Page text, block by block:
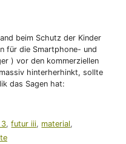
beim Schutz der Kinder
für die Smartphone- und
) vor den kommerziellen
hinterherhinkt, sollte
das Sagen hat:
,futur iii, material,